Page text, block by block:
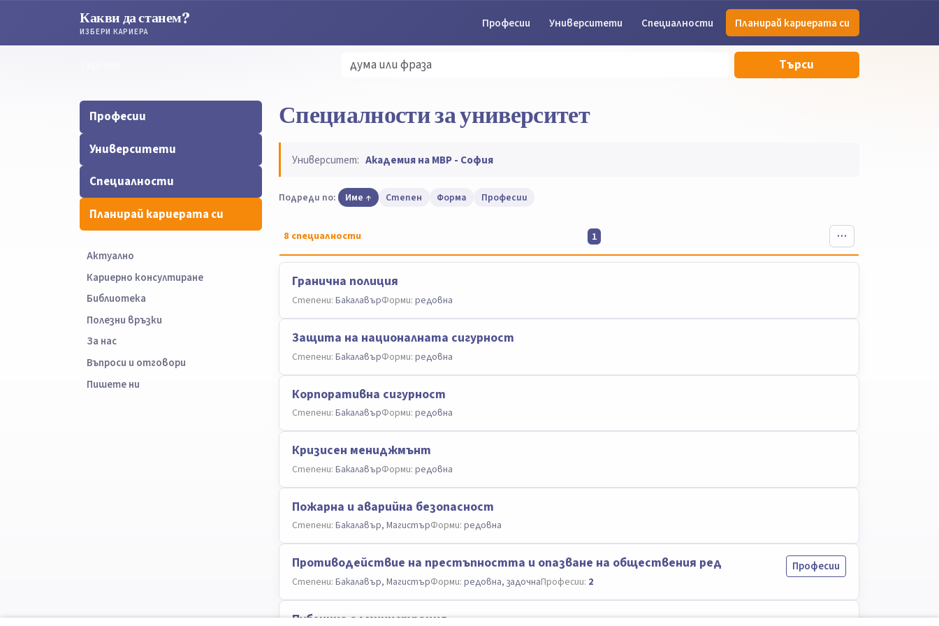
Какви да станем?
ИЗБЕРИ КАРИЕРА
Професии Университети Специалности Планирай кариерата си
Търси
Професии
Университети
Специалности
Планирай кариерата си
Актуално
Кариерно консултиране
Библиотека
Полезни връзки
За нас
Въпроси и отговори
Пишете ни
Специалности за университет
Университет: Академия на МВР - София
Подреди по: Име Степен Форма Професии
8специалности 1
Гранична полиция
Степени: БакалавърФорми: редовна
Защита на националната сигурност
Степени: БакалавърФорми: редовна
Корпоративна сигурност
Степени: БакалавърФорми: редовна
Кризисен мениджмънт
Степени: БакалавърФорми: редовна
Пожарна и аварийна безопасност
Степени: Бакалавър, МагистърФорми: редовна
Противодействие на престъпността и опазване на обществения ред
Степени: Бакалавър, МагистърФорми: редовна, задочнаПрофесии: 2
Професии
Публична администрация